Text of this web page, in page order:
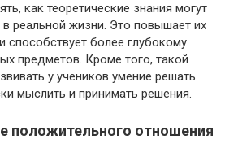
как теоретические знания могут
реальной жизни. Это повышает их
способствует более глубокому
предметов. Кроме того, такой
у учеников умение решать
мыслить и принимать решения.
положительного отношения